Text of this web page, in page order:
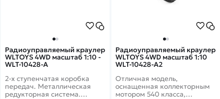
Радиоуправляемый краулер
WLTOYS 4WD масштаб 1:10 -
WLT-10428-A
2-х ступенчатая коробка
передач. Металлическая
редукторная система.
Радиоуправляемый краулер
WLTOYS 4WD масштаб 1:10
WLT-10428-A2
Отличная модель,
оснащенная коллекторным
мотором 540 класса,